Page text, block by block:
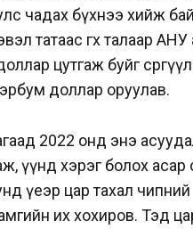
чадах бүхнээ хийж
татаас өгөх талаар
цутгаж буйг
тэрбум доллар оруулав.
2022 онд энэ
үүнд хэрэг болох асар
үеэр цар тахал чипний
их хохиров. Тэд